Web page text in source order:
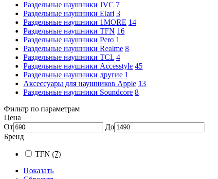
Раздельные наушники JVC 7
Раздельные наушники Elari 3
Раздельные наушники 1MORE 14
Раздельные наушники TFN 16
Раздельные наушники Pero 1
Раздельные наушники Realme 8
Раздельные наушники TCL 4
Раздельные наушники Accesstyle 45
Раздельные наушники другие 1
Аксессуары для наушников Apple 13
Раздельные наушники Soundcore 8
Фильтр по параметрам
Цена
От
До
Бренд
TFN (7)
Показать